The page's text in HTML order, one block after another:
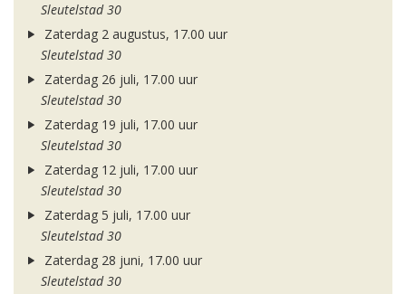
Sleutelstad 30
Zaterdag 2 augustus, 17.00 uur
Sleutelstad 30
Zaterdag 26 juli, 17.00 uur
Sleutelstad 30
Zaterdag 19 juli, 17.00 uur
Sleutelstad 30
Zaterdag 12 juli, 17.00 uur
Sleutelstad 30
Zaterdag 5 juli, 17.00 uur
Sleutelstad 30
Zaterdag 28 juni, 17.00 uur
Sleutelstad 30